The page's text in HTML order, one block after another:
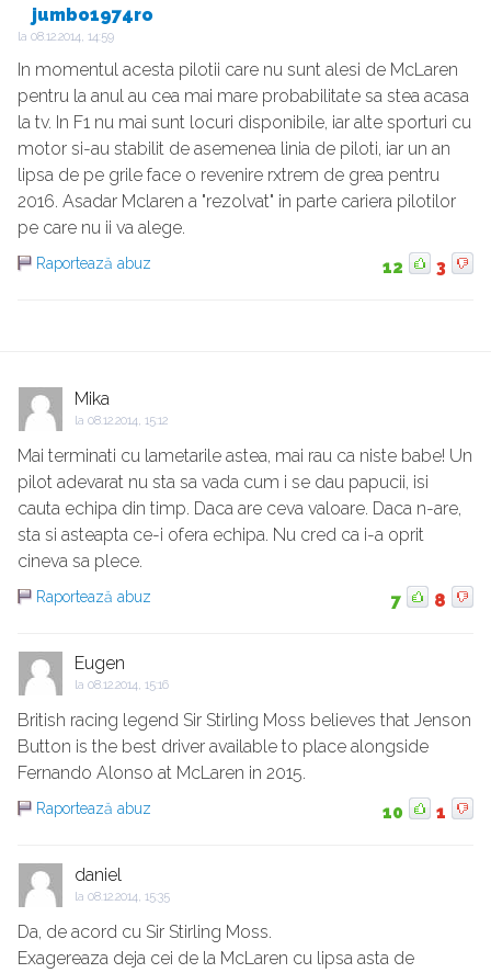
jumbo1974ro
la 08.12.2014, 14:59
In momentul acesta pilotii care nu sunt alesi de McLaren
pentru la anul au cea mai mare probabilitate sa stea acasa
la tv. In F1 nu mai sunt locuri disponibile, iar alte sporturi cu
motor si-au stabilit de asemenea linia de piloti, iar un an
lipsa de pe grile face o revenire rxtrem de grea pentru
2016. Asadar Mclaren a "rezolvat" in parte cariera pilotilor
pe care nu ii va alege.
Raportează abuz 12 3
Mika
la 08.12.2014, 15:12
Mai terminati cu lametarile astea, mai rau ca niste babe! Un
pilot adevarat nu sta sa vada cum i se dau papucii, isi
cauta echipa din timp. Daca are ceva valoare. Daca n-are,
sta si asteapta ce-i ofera echipa. Nu cred ca i-a oprit
cineva sa plece.
Raportează abuz 7 8
Eugen
la 08.12.2014, 15:16
British racing legend Sir Stirling Moss believes that Jenson
Button is the best driver available to place alongside
Fernando Alonso at McLaren in 2015.
Raportează abuz 10 1
daniel
la 08.12.2014, 15:35
Da, de acord cu Sir Stirling Moss.
Exagereaza deja cei de la McLaren cu lipsa asta de